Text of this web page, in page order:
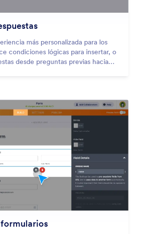
más personalizada para los
condiciones lógicas para insertar, o
desde preguntas previas hacia